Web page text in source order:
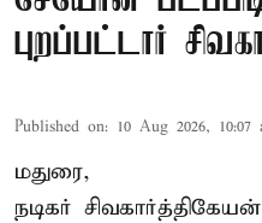
புறப்பட்டார்
Published on: 10 Aug 2026, 10:07
மதுரை,
நடிகர் சிவகார்த்திகேயன்